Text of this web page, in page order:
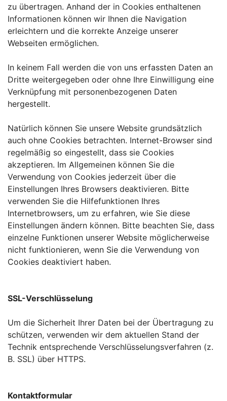
zu übertragen. Anhand der in Cookies enthaltenen
Informationen können wir Ihnen die Navigation
erleichtern und die korrekte Anzeige unserer
Webseiten ermöglichen.
In keinem Fall werden die von uns erfassten Daten an
Dritte weitergegeben oder ohne Ihre Einwilligung eine
Verknüpfung mit personenbezogenen Daten
hergestellt.
Natürlich können Sie unsere Website grundsätzlich
auch ohne Cookies betrachten. Internet-Browser sind
regelmäßig so eingestellt, dass sie Cookies
akzeptieren. Im Allgemeinen können Sie die
Verwendung von Cookies jederzeit über die
Einstellungen Ihres Browsers deaktivieren. Bitte
verwenden Sie die Hilfefunktionen Ihres
Internetbrowsers, um zu erfahren, wie Sie diese
Einstellungen ändern können. Bitte beachten Sie, dass
einzelne Funktionen unserer Website möglicherweise
nicht funktionieren, wenn Sie die Verwendung von
Cookies deaktiviert haben.
SSL-Verschlüsselung
Um die Sicherheit Ihrer Daten bei der Übertragung zu
schützen, verwenden wir dem aktuellen Stand der
Technik entsprechende Verschlüsselungsverfahren (z.
B. SSL) über HTTPS.
Kontaktformular